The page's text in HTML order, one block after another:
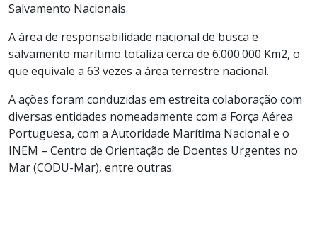
Salvamento Nacionais.
​​A área de responsabilidade nacional de busca e
salvamento marítimo totaliza cerca de 6.000.000 Km2, o
que equivale a 63 vezes a área terrestre nacional.
A ações foram conduzidas em estreita colaboração com
diversas entidades nomeadamente com a Força Aérea
Portuguesa, com a Autoridade Marítima Nacional e o
INEM – Centro de Orientação de Doentes Urgentes no
Mar (CODU-Mar), entre outras.